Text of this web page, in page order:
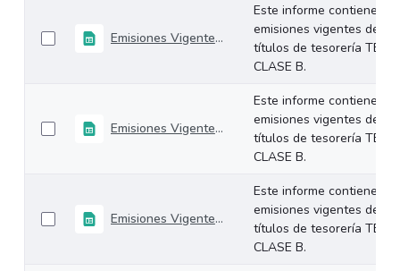
Emisiones Vigentes 24-Diciembre-2024
Este informe contiene las
emisiones vigentes de los
títulos de tesorería TES
CLASE B.
Emisiones Vigentes 20-Diciembre-2024
Este informe contiene las
emisiones vigentes de los
títulos de tesorería TES
CLASE B.
Emisiones Vigentes 18-Diciembre-2024
Este informe contiene las
emisiones vigentes de los
títulos de tesorería TES
CLASE B.